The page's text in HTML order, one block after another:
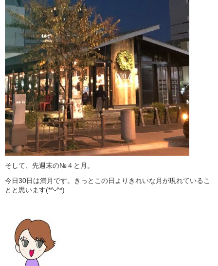
そして、先週末の№４と月。
今日30日は満月です。きっとこの日よりきれいな月が現れているこ
とと思います(*^-^*)